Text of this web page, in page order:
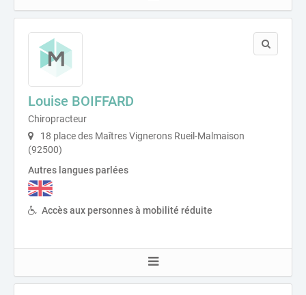
Louise BOIFFARD
Chiropracteur
18 place des Maîtres Vignerons Rueil-Malmaison
(92500)
Autres langues parlées
Accès aux personnes à mobilité réduite